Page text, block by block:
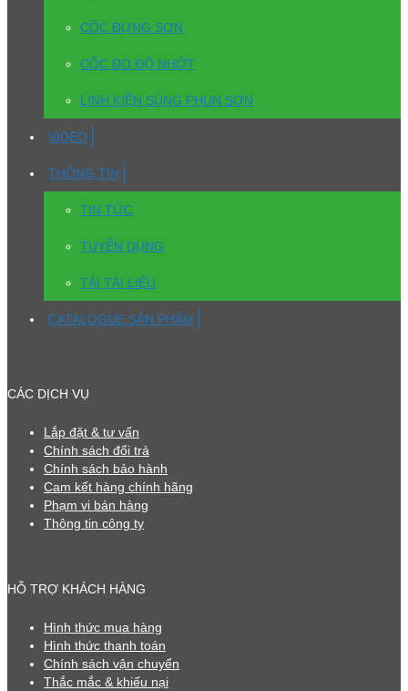
CỐC ĐỰNG SƠN
CỐC ĐO ĐỘ NHỚT
LINH KIỆN SÚNG PHUN SƠN
VIDEO
THÔNG TIN
TIN TỨC
TUYỂN DỤNG
TẢI TÀI LIỆU
CATALOGUE SẢN PHẨM
CÁC DỊCH VỤ
Lắp đặt & tư vấn
Chính sách đổi trả
Chính sách bảo hành
Cam kết hàng chính hãng
Phạm vi bán hàng
Thông tin công ty
HỖ TRỢ KHÁCH HÀNG
Hình thức mua hàng
Hình thức thanh toán
Chính sách vận chuyển
Thắc mắc & khiếu nại